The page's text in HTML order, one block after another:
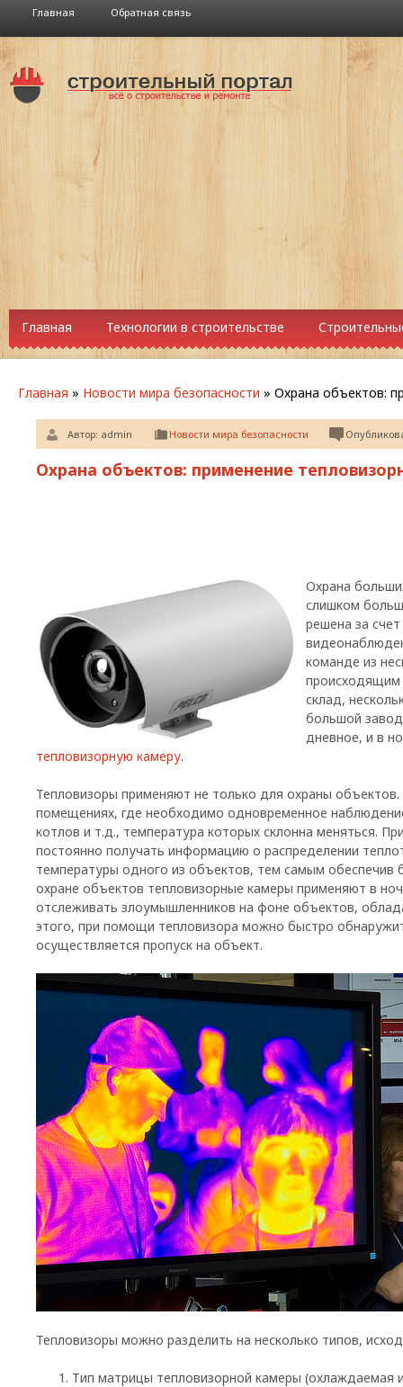
Главная Обратная связь
Главная Технологии в строительстве
Главная » Новости мира безопасности » Охрана объектов:
Автор: admin Новости мира безопасности
Охрана объектов: применение
Охрана
слишком
решена за
команде из
происходящим
склад,
большой
дневное, и в
тепловизорную камеру.
Тепловизоры применяют не только для охраны
помещениях, где необходимо одновременное
котлов и т.д., температура которых склонна меняться.
постоянно получать информацию о распределении
температуры одного из объектов, тем самым обеспечив
охране объектов тепловизорные камеры применяют в
отслеживать злоумышленников на фоне объектов,
этого, при помощи тепловизора можно быстро
осуществляется пропуск на объект.
Тепловизоры можно разделить на несколько типов,
Тип матрицы тепловизорной камеры (охлаждаемая